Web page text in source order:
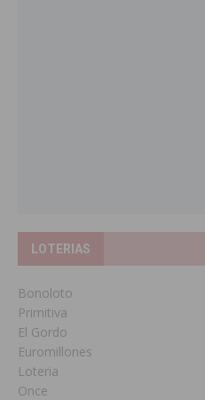
LOTERIAS
Bonoloto
Primitiva
El Gordo
Euromillones
Loteria
Once